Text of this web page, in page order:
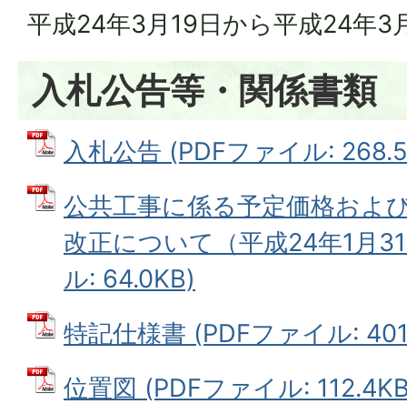
平成24年3月19日から平成24年3
入札公告等・関係書類
入札公告 (PDFファイル:
公共工事に係る予定価格およ
改正について（平成24年1月
ル: 64.0KB)
特記仕様書 (PDFファイル:
位置図 (PDFファイル: